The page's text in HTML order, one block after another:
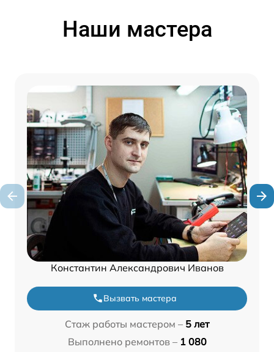
Наши мастера
Константин Александрович Иванов
Вызвать мастера
Стаж работы мастером – 5 лет
Выполнено ремонтов – 1 080